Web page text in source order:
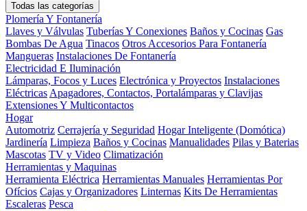
Todas las categorías
Plomería Y Fontanería
Llaves y Válvulas Tuberías Y Conexiones Baños y Cocinas Gas
Bombas De Agua Tinacos Otros Accesorios Para Fontanería
Mangueras Instalaciones De Fontanería
Electricidad E Iluminación
Lámparas, Focos y Luces Electrónica y Proyectos Instalaciones
Eléctricas Apagadores, Contactos, Portalámparas y Clavijas
Extensiones Y Multicontactos
Hogar
Automotriz Cerrajería y Seguridad Hogar Inteligente (Domótica)
Jardinería Limpieza Baños y Cocinas Manualidades Pilas y Baterias
Mascotas TV y Video Climatización
Herramientas y Maquinas
Herramienta Eléctrica Herramientas Manuales Herramientas Por
Ofícios Cajas y Organizadores Linternas Kits De Herramientas
Escaleras Pesca